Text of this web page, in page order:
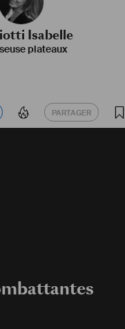
Isabelle
plateaux
PARTAGER
PARTAGER